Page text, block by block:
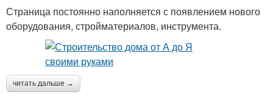
Страница постоянно наполняется с появлением нового
оборудования, стройматериалов, инструмента.
читать дальше →